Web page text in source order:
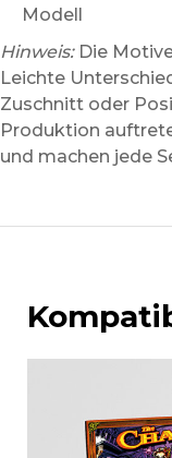
Modell
Hinweis:Die
Leichte
Zuschnitt oder
Produktion
und machen jede